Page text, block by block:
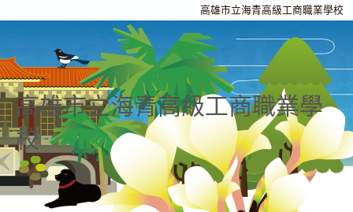
高雄市立海青高級工商職業學校
高雄市立海青高級工商職業學
校